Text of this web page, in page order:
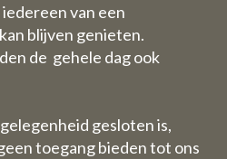
van een
blijven genieten.
de gehele dag ook
gesloten is,
toegang bieden tot ons